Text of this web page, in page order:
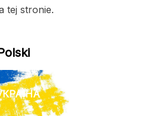
tej stronie.